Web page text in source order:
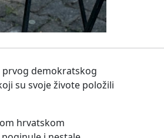
prvog demokratskog
su svoje živote položili
hrvatskom